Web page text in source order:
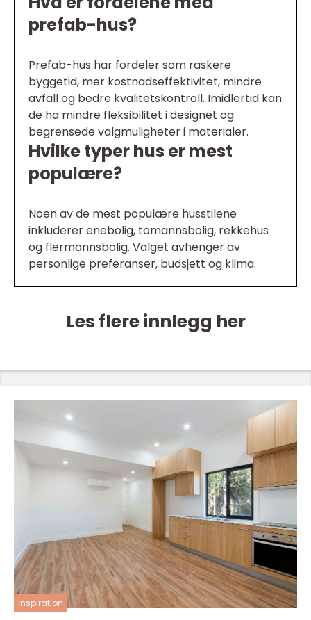
prefab-hus?
Prefab-hus har fordeler som raskere
byggetid, mer kostnadseffektivitet, mindre
avfall og bedre kvalitetskontroll. Imidlertid kan
de ha mindre fleksibilitet i designet og
begrensede valgmuligheter i materialer.
Hvilke typer hus er mest
populære?
Noen av de mest populære husstilene
inkluderer enebolig, tomannsbolig, rekkehus
og flermannsbolig. Valget avhenger av
personlige preferanser, budsjett og klima.
Les flere innlegg her
inspiration